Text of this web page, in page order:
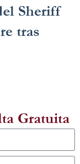
Sheriff
tras
Gratuita